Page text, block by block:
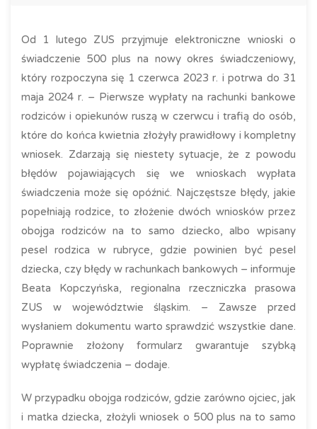
Od 1 lutego ZUS przyjmuje elektroniczne wnioski o
świadczenie 500 plus na nowy okres świadczeniowy,
który rozpoczyna się 1 czerwca 2023 r. i potrwa do 31
maja 2024 r. – Pierwsze wypłaty na rachunki bankowe
rodziców i opiekunów ruszą w czerwcu i trafią do osób,
które do końca kwietnia złożyły prawidłowy i kompletny
wniosek. Zdarzają się niestety sytuacje, że z powodu
błędów pojawiających się we wnioskach wypłata
świadczenia może się opóźnić. Najczęstsze błędy, jakie
popełniają rodzice, to złożenie dwóch wniosków przez
obojga rodziców na to samo dziecko, albo wpisany
pesel rodzica w rubryce, gdzie powinien być pesel
dziecka, czy błędy w rachunkach bankowych – informuje
Beata Kopczyńska, regionalna rzeczniczka prasowa
ZUS w województwie śląskim. – Zawsze przed
wysłaniem dokumentu warto sprawdzić wszystkie dane.
Poprawnie złożony formularz gwarantuje szybką
wypłatę świadczenia – dodaje.
W przypadku obojga rodziców, gdzie zarówno ojciec, jak
i matka dziecka, złożyli wniosek o 500 plus na to samo